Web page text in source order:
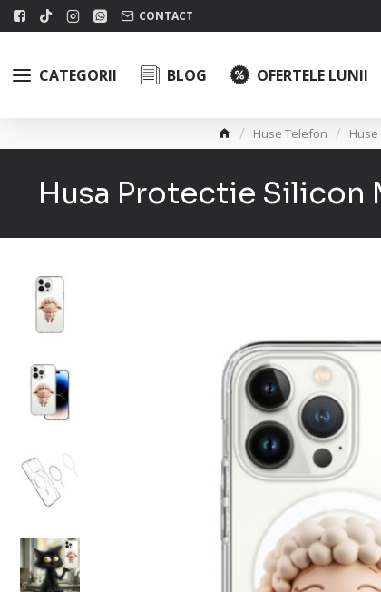
CONTACT
CATEGORII BLOG OFERTELE LUNII
Huse Telefon
Husa Protectie Silicon